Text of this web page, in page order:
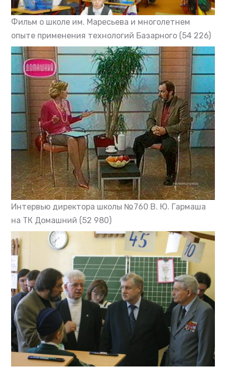
Фильм о школе им. Маресьева и многолетнем
опыте применения технологий Базарного (54 226)
Интервью директора школы №760 В. Ю. Гармаша
на ТК Домашний (52 980)